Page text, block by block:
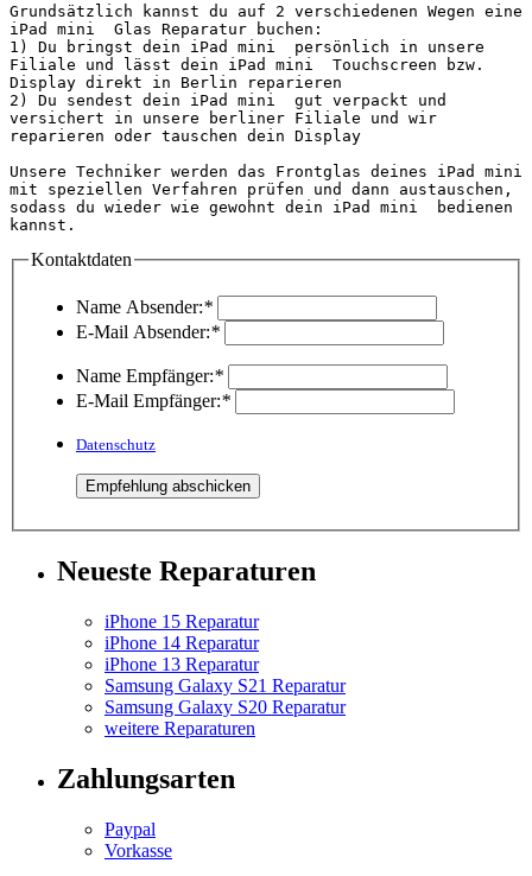
Grundsätzlich kannst du auf 2 verschiedenen Wegen eine
iPad mini  Glas Reparatur buchen:
1) Du bringst dein iPad mini  persönlich in unsere
Filiale und lässt dein iPad mini  Touchscreen bzw.
Display direkt in Berlin reparieren
2) Du sendest dein iPad mini  gut verpackt und
versichert in unsere berliner Filiale und wir
reparieren oder tauschen dein Display
Unsere Techniker werden das Frontglas deines iPad mini
mit speziellen Verfahren prüfen und dann austauschen,
sodass du wieder wie gewohnt dein iPad mini  bedienen
kannst.
Kontaktdaten
Name Absender:*
E-Mail Absender:*
Name Empfänger:*
E-Mail Empfänger:*
Datenschutz
Neueste Reparaturen
iPhone 15 Reparatur
iPhone 14 Reparatur
iPhone 13 Reparatur
Samsung Galaxy S21 Reparatur
Samsung Galaxy S20 Reparatur
weitere Reparaturen
Zahlungsarten
Paypal
Vorkasse